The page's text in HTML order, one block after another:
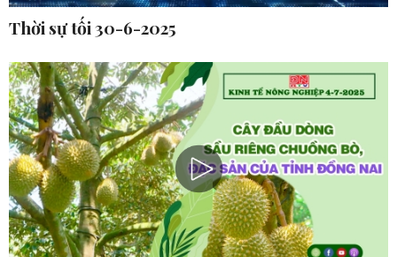
Thời sự tối 30-6-2025